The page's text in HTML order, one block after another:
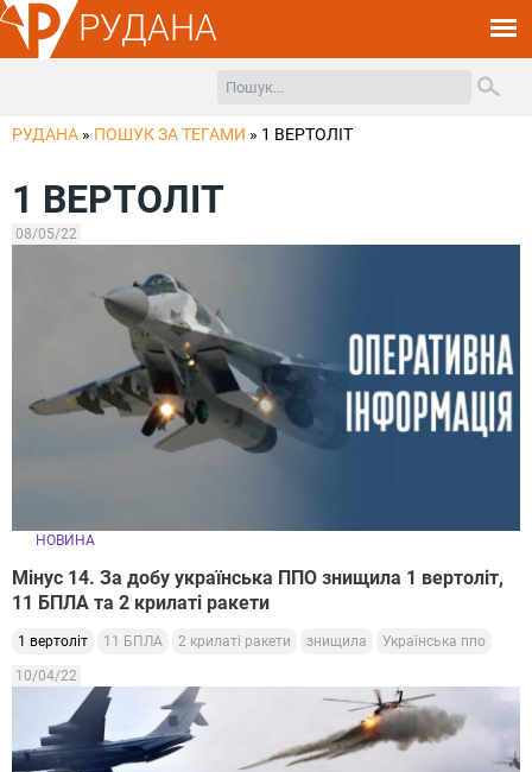
РУДАНА
РУДАНА » ПОШУК ЗА ТЕГАМИ » 1 ВЕРТОЛІТ
1 ВЕРТОЛІТ
08/05/22
НОВИНА
Мінус 14. За добу українська ППО знищила 1 вертоліт,
11 БПЛА та 2 крилаті ракети
1 вертоліт 11 БПЛА 2 крилаті ракети знищила Українська ппо
10/04/22